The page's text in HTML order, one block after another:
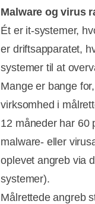
Malware og virus
Ét er it-systemer,
er driftsapparatet,
systemer til at
Mange er bange
virksomhed i
12 måneder har 60
malware- eller
oplevet angreb via
systemer).
Målrettede angreb